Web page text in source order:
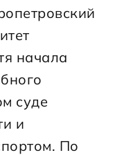
начала
суде
и
По